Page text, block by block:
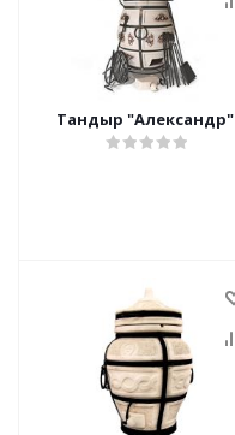
Тандыр "Александр"